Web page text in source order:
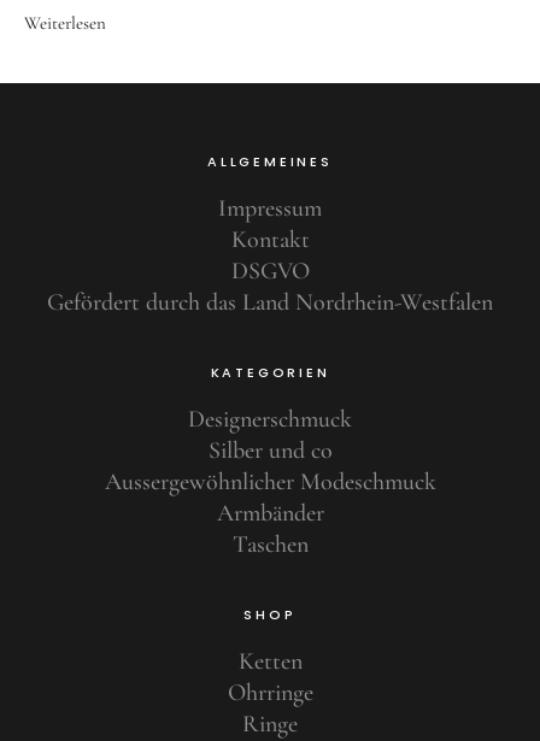
Weiterlesen
ALLGEMEINES
Impressum
Kontakt
DSGVO
Gefördert durch das Land Nordrhein-Westfalen
KATEGORIEN
Designerschmuck
Silber und co
Aussergewöhnlicher Modeschmuck
Armbänder
Taschen
SHOP
Ketten
Ohrringe
Ringe